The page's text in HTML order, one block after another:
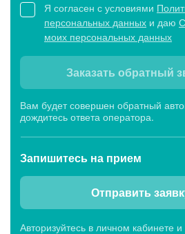
Я согласен с условиями
персональных данных и даю
моих персональных данных
Заказать обратный
Вам будет совершен обратный
дождитесь ответа оператора.
Запишитесь на прием
Отправить
Авторизуйтесь в личном кабинете